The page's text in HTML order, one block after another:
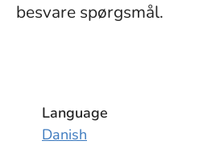
besvare spørgsmål.
Language
Danish